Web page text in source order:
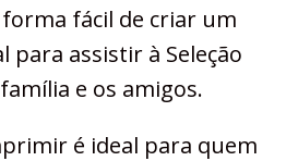
fácil de criar um
para assistir à Seleção
e os amigos.
é ideal para quem